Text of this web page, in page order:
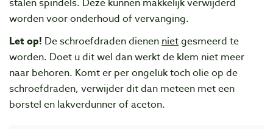
stalen spindels. Deze kunnen makkelijk verwijderd
worden voor onderhoud of vervanging.
Let op! De schroefdraden dienennietgesmeerd te
worden. Doet u dit wel dan werkt de klem niet meer
naar behoren. Komt er per ongeluk toch olie op de
schroefdraden, verwijder dit dan meteen met een
borstel en lakverdunner of aceton.